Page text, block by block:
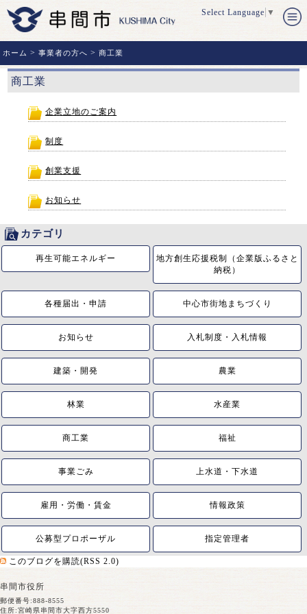
Select Language ▼
ホーム >事業者の方へ >商工業
商工業
企業立地のご案内
制度
創業支援
お知らせ
カテゴリ
再生可能エネルギー
地方創生応援税制（企業版ふるさと
納税）
各種届出・申請 中心市街地まちづくり
お知らせ 入札制度・入札情報
建築・開発 農業
林業 水産業
商工業 福祉
事業ごみ 上水道・下水道
雇用・労働・賃金 情報政策
公募型プロポーザル 指定管理者
このブログを購読(RSS 2.0)
串間市役所
郵便番号:888-8555
住所:宮崎県串間市大字西方5550